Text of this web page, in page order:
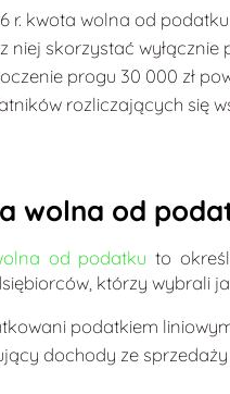
r. kwota wolna od podatku
niej skorzystać
progu 30 000 zł
rozliczających się
wolna od
od podatku to
którzy wybrali
podatkiem
dochody ze